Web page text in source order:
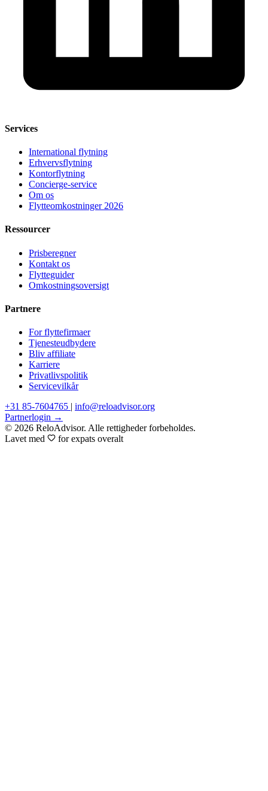
Services
International flytning
Erhvervsflytning
Kontorflytning
Concierge-service
Om os
Flytteomkostninger 2026
Ressourcer
Prisberegner
Kontakt os
Flytteguider
Omkostningsoversigt
Partnere
For flyttefirmaer
Tjenesteudbydere
Bliv affiliate
Karriere
Privatlivspolitik
Servicevilkår
+31 85-7604765 | info@reloadvisor.org
Partnerlogin →
© 2026 ReloAdvisor. Alle rettigheder forbeholdes.
Lavet med
for expats overalt